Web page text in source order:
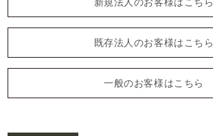
既存法人のお客様はこちら
一般のお客様はこちら